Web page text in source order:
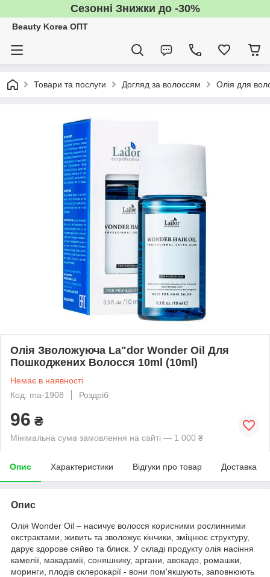
Сезонні Знижки до -30%
Beauty Korea ОПТ
Товари та послуги Догляд за волоссям Олія для
Олія Зволожуюча La"dor Wonder Oil Для
Пошкоджених Волосся 10ml (10ml)
Немає в наявності
Код: ma-1908
Роздріб
96 ₴
Мінімальна сума замовлення на сайті — 1 000 ₴
Опис Характеристики Відгуки про товар Доставка
Опис
Олія Wonder Oil – насичує волосся корисними рослинними
екстрактами, живить та зволожує кінчики, зміцнює структуру,
дарує здорове сяйво та блиск. У складі продукту олія насіння
камелії, макадамії, соняшнику, аргани, авокадо, ромашки,
моринги, плодів склерокарії - вони пом'якшують, заповнюють